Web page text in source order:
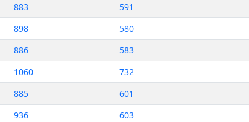
883 591
898 580
886 583
1060 732
885 601
936 603